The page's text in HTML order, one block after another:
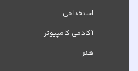
استخدامی
آکادمی کامپیوتر
هنر